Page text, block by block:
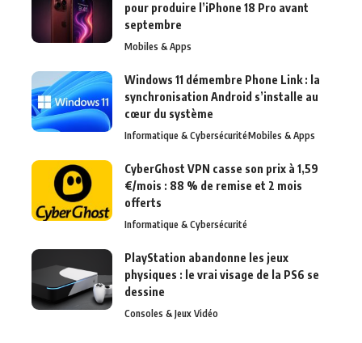
pour produire l’iPhone 18 Pro avant
septembre
Mobiles & Apps
Windows 11 démembre Phone Link : la
synchronisation Android s’installe au
cœur du système
Informatique & CybersécuritéMobiles & Apps
CyberGhost VPN casse son prix à 1,59
€/mois : 88 % de remise et 2 mois
offerts
Informatique & Cybersécurité
PlayStation abandonne les jeux
physiques : le vrai visage de la PS6 se
dessine
Consoles & Jeux Vidéo